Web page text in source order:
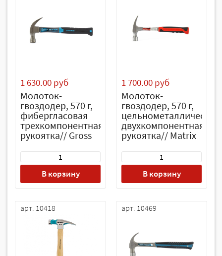
1 630.00 руб
Молоток-
гвоздодер, 570 г,
фибергласовая
трехкомпонентная
рукоятка// Gross
В корзину
1 700.00 руб
Молоток-
гвоздодер, 570 г,
двухкомпонентная
рукоятка// Matrix
В корзину
арт. 10418 арт. 10469